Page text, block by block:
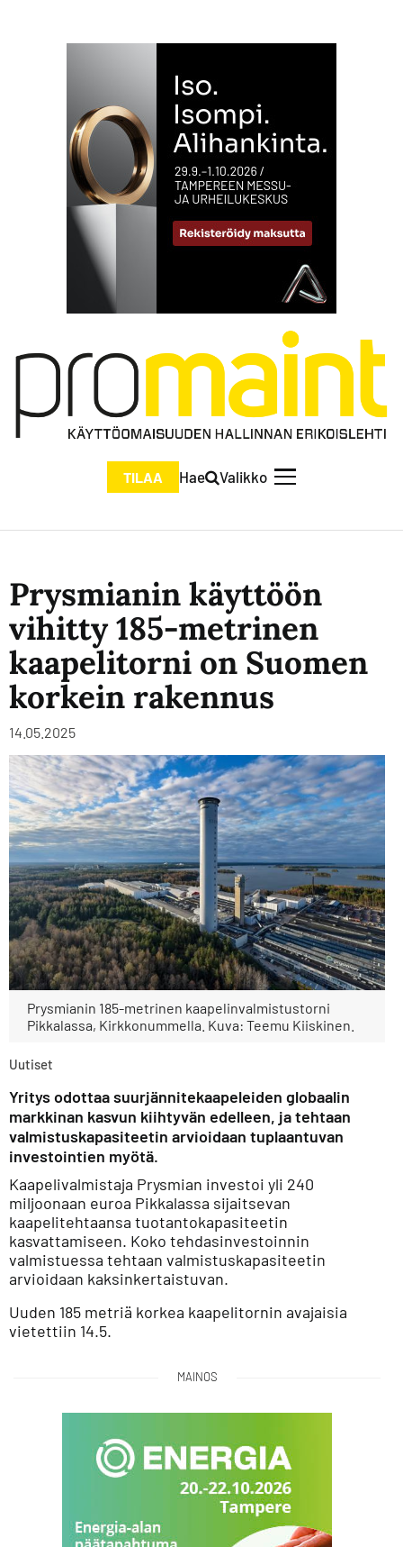
TILAA Hae Valikko
Prysmianin käyttöön
vihitty 185-metrinen
kaapelitorni on Suomen
korkein rakennus
14.05.2025
Prysmianin 185-metrinen kaapelinvalmistustorni
Pikkalassa, Kirkkonummella. Kuva: Teemu Kiiskinen.
Uutiset
Yritys odottaa suurjännitekaapeleiden globaalin
markkinan kasvun kiihtyvän edelleen, ja tehtaan
valmistuskapasiteetin arvioidaan tuplaantuvan
investointien myötä.
Kaapelivalmistaja Prysmian investoi yli 240
miljoonaan euroa Pikkalassa sijaitsevan
kaapelitehtaansa tuotantokapasiteetin
kasvattamiseen. Koko tehdasinvestoinnin
valmistuessa tehtaan valmistuskapasiteetin
arvioidaan kaksinkertaistuvan.
Uuden 185 metriä korkea kaapelitornin avajaisia
vietettiin 14.5.
MAINOS